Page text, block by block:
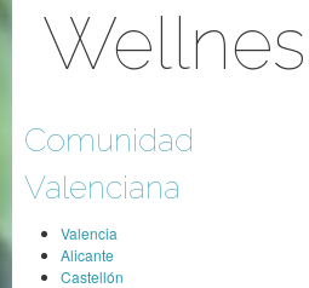
Comunidad
Valenciana
Valencia
Alicante
Castellón